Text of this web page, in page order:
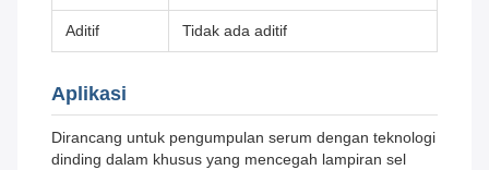
Aditif Tidak ada aditif
Aplikasi
Dirancang untuk pengumpulan serum dengan teknologi
dinding dalam khusus yang mencegah lampiran sel